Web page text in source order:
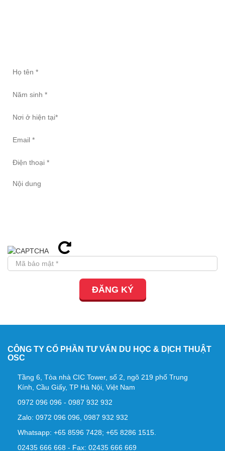
ĐĂNG KÝ
CÔNG TY CỔ PHẦN TƯ VẤN DU HỌC & DỊCH THUẬT
OSC
Tầng 6, Tòa nhà CIC Tower, số 2, ngõ 219 phố Trung
Kính, Cầu Giấy, TP Hà Nội, Việt Nam
0972 096 096 - 0987 932 932
Zalo: 0972 096 096, 0987 932 932
Whatsapp: +65 8596 7428; +65 8286 1515.
02435 666 668 - Fax: 02435 666 669